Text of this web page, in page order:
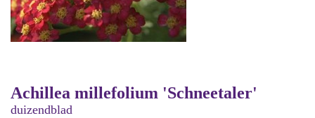
Achillea millefolium 'Schneetaler'
duizendblad